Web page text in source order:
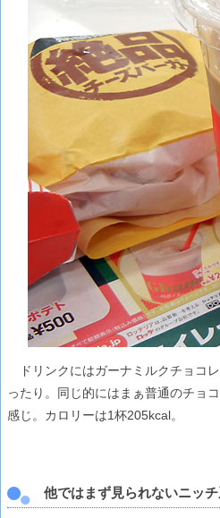
ドリンクにはガーナミルクチョコ
ったり。同じ的にはまぁ普通のチョ
感じ。カロリーは1杯205kcal。
他ではまず見られないニッ